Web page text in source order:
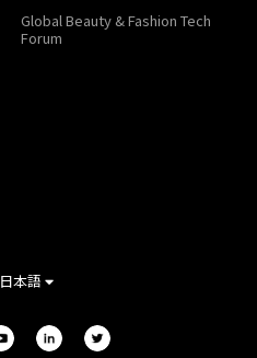
Global Beauty & Fashion Tech
Forum
日本語